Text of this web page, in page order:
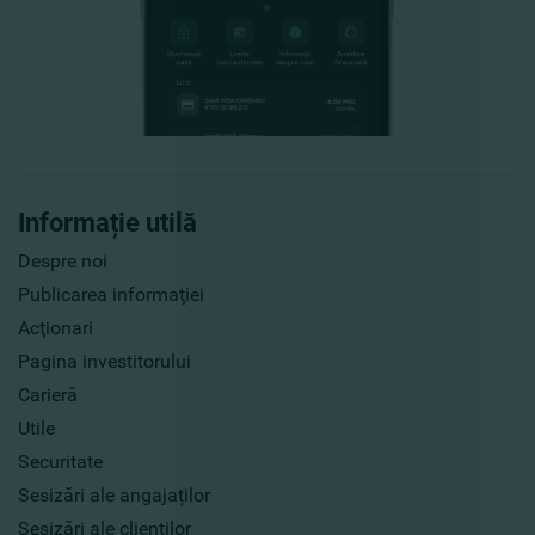
Informație utilă
Despre noi
Publicarea informaţiei
Acţionari
Pagina investitorului
Carieră
Utile
Securitate
Sesizări ale angajaților
Sesizări ale clienților